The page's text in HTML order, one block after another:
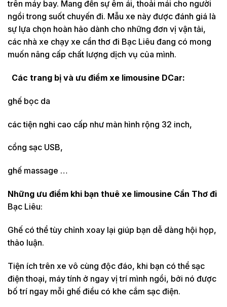
trên máy bay. Mang đến sự êm ái, thoải mái cho người
ngồi trong suốt chuyến đi. Mẫu xe này được đánh giá là
sự lựa chọn hoàn hảo dành cho những đơn vị vận tải,
các nhà xe chạy xe cần thơ đi Bạc Liêu đang có mong
muốn nâng cấp chất lượng dịch vụ của mình.
Các trang bị và ưu điểm xe limousine DCar:
ghế bọc da
các tiện nghi cao cấp như màn hình rộng 32 inch,
cổng sạc USB,
ghế massage …
Những ưu điểm khi bạn thuê xe limousine Cần Thơ đi
Bạc Liêu:
Ghế có thể tùy chỉnh xoay lại giúp bạn dễ dàng hội họp,
thảo luận.
Tiện ích trên xe vô cùng độc đáo, khi bạn có thể sạc
điện thoại, máy tính ở ngay vị trí mình ngồi, bởi nó được
bố trí ngay mỗi ghế điều có khe cắm sạc điện.